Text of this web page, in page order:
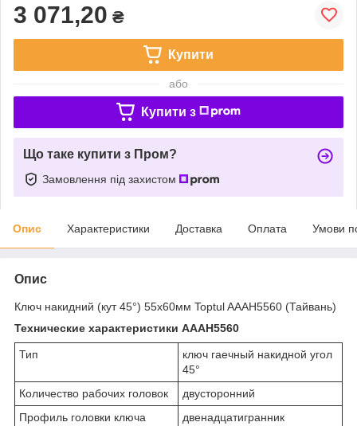
3 071,20 ₴
Купити
або
Купити з
Що таке купити з Пром?
Замовлення під захистом
Опис Характеристики Доставка Оплата Умови
Опис
Ключ накидний (кут 45°) 55х60мм Toptul AAAH5560 (Тайвань)
Технические характеристики AAAH5560
Тип
ключ гаечный накидной угол
45°
Количество рабочих головок
двусторонний
Профиль головки ключа
двенадцатигранник